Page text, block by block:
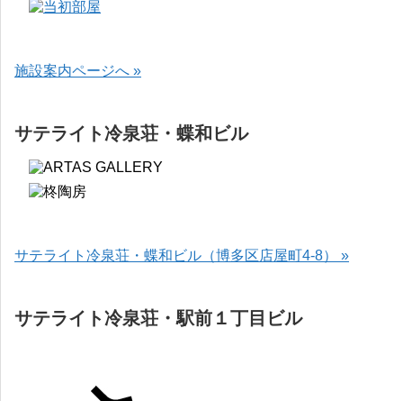
施設案内ページへ »
サテライト冷泉荘・蝶和ビル
サテライト冷泉荘・蝶和ビル（博多区店屋町4-8） »
サテライト冷泉荘・駅前１丁目ビル